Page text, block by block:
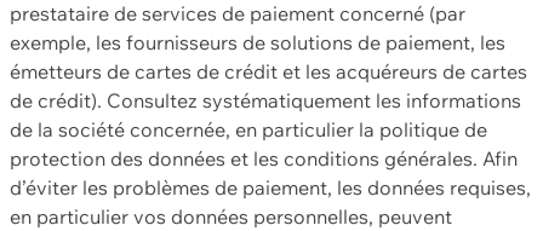
prestataire de services de paiement concerné (par
exemple, les fournisseurs de solutions de paiement, les
émetteurs de cartes de crédit et les acquéreurs de cartes
de crédit). Consultez systématiquement les informations
de la société concernée, en particulier la politique de
protection des données et les conditions générales. Afin
d’éviter les problèmes de paiement, les données requises,
en particulier vos données personnelles, peuvent